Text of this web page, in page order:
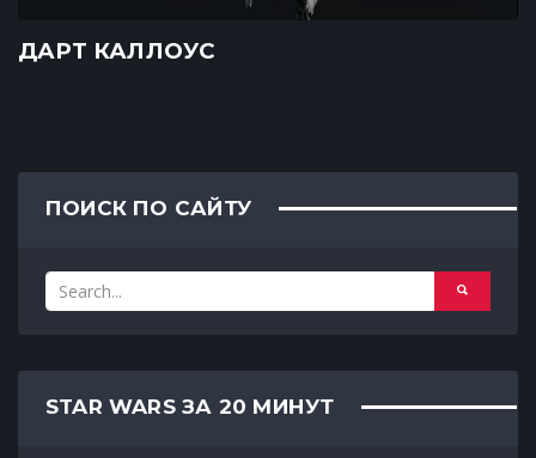
ДАРТ КАЛЛОУС
ПОИСК ПО САЙТУ
STAR WARS ЗА 20 МИНУТ